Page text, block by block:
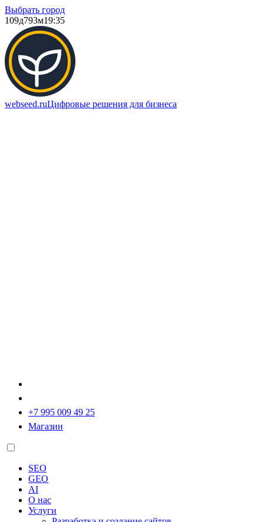
Выбрать город
109д793м19:35
webseed.ruЦифровые решения для бизнеса
+7 995 009 49 25
Магазин
SEO
GEO
AI
О нас
Услуги